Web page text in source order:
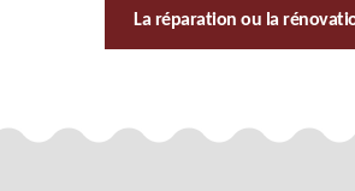
La réparation ou la